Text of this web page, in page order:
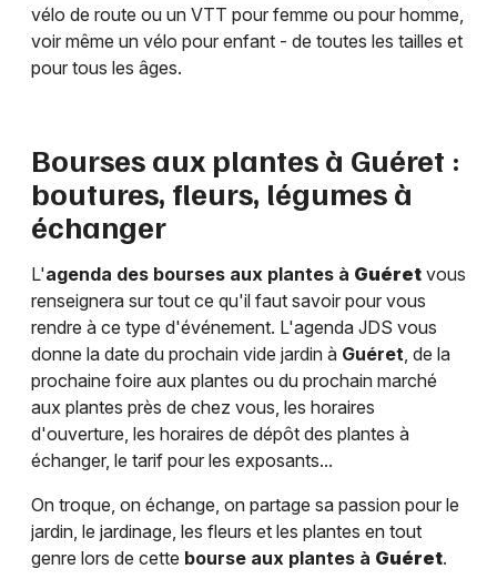
vélo de route ou un VTT pour femme ou pour homme,
voir même un vélo pour enfant - de toutes les tailles et
pour tous les âges.
Bourses aux plantes à Guéret :
boutures, fleurs, légumes à
échanger
L'agenda des bourses aux plantes à Guéret vous
renseignera sur tout ce qu'il faut savoir pour vous
rendre à ce type d'événement. L'agenda JDS vous
donne la date du prochain vide jardin à Guéret, de la
prochaine foire aux plantes ou du prochain marché
aux plantes près de chez vous, les horaires
d'ouverture, les horaires de dépôt des plantes à
échanger, le tarif pour les exposants...
On troque, on échange, on partage sa passion pour le
jardin, le jardinage, les fleurs et les plantes en tout
genre lors de cette bourse aux plantes à Guéret.